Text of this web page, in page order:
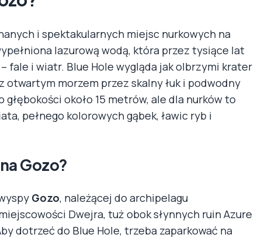
i spektakularnych miejsc nurkowych na
lazurową wodą, która przez tysiące lat
fale i wiatr. Blue Hole wygląda jak olbrzymi krater
otwartym morzem przez skalny łuk i podwodny
około 15 metrów, ale dla nurków to
pełnego kolorowych gąbek, ławic ryb i
Gozo?
Gozo, należącej do archipelagu
Dwejra, tuż obok słynnych ruin Azure
dotrzeć do Blue Hole, trzeba zaparkować na